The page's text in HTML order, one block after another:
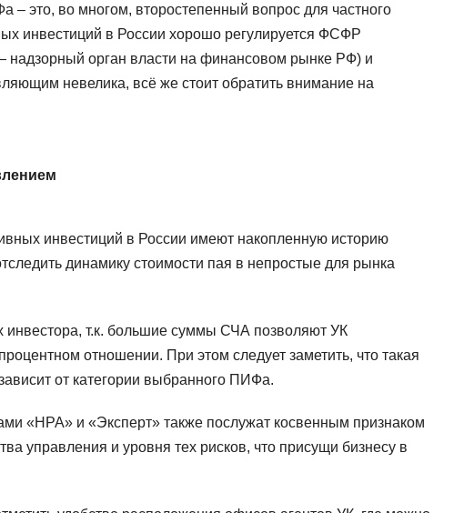
это, во многом, второстепенный вопрос для частного
инвестиций в России хорошо регулируется ФСФР
орган власти на финансовом рынке РФ) и
невелика, всё же стоит обратить внимание на
инвестиций в России имеют накопленную историю
динамику стоимости пая в непростые для рынка
инвестора, т.к. большие суммы СЧА позволяют УК
отношении. При этом следует заметить, что такая
от категории выбранного ПИФа.
«НРА» и «Эксперт» также послужат косвенным признаком
управления и уровня тех рисков, что присущи бизнесу в